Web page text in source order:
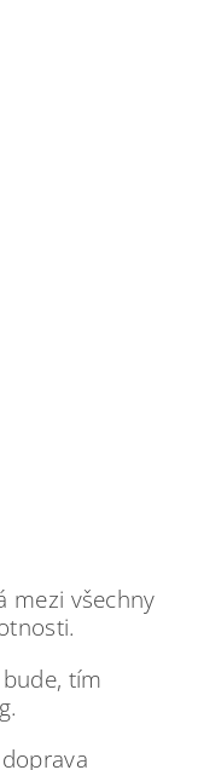
mezi všechny
tím